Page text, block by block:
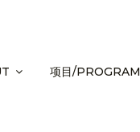
项目/PROGRAM